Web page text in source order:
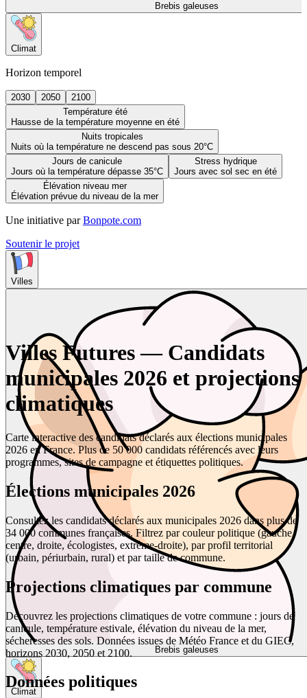
Brebis galeuses
Climat
Horizon temporel
2030 2050
2100
Température été
Hausse de la température moyenne en été
Nuits tropicales
Nuits où la température ne descend pas sous 20°C
Jours de canicule
Jours où la température dépasse 35°C
Stress hydrique
Jours avec sol sec en été
Élévation niveau mer
Élévation prévue du niveau de la mer
Une initiative par Bonpote.com
Soutenir le projet
Villes
Brebis galeuses
Climat
Villes Futures — Candidats
municipales 2026 et projections
climatiques
Carte interactive des candidats déclarés aux élections municipales
2026 en France. Plus de 50 000 candidats référencés avec leurs
programmes, sites de campagne et étiquettes politiques.
Élections municipales 2026
Consultez les candidats déclarés aux municipales 2026 dans plus de
34 000 communes françaises. Filtrez par couleur politique (gauche,
centre, droite, écologistes, extrême-droite), par profil territorial
(urbain, périurbain, rural) et par taille de commune.
Projections climatiques par commune
Découvrez les projections climatiques de votre commune : jours de
canicule, température estivale, élévation du niveau de la mer,
sécheresses des sols. Données issues de Météo France et du GIEC,
horizons 2030, 2050 et 2100.
Données politiques